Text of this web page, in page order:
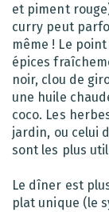
et piment
curry peut
même ! Le
épices
noir, clou de
une huile
coco. Les
jardin, ou celui
sont les plus
Le dîner est
plat unique (le